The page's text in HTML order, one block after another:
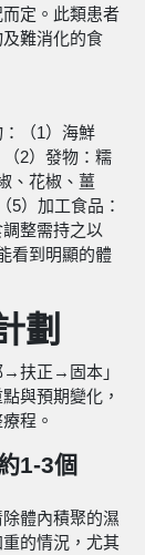
定。此類患者
難消化的食
（1）海鮮
2）發物：糯
、花椒、薑
5）加工食品：
整需持之以
看到明顯的體
劃
→扶正→固本」
與預期變化，
程。
1-3個
體內積聚的濕
的情況，尤其